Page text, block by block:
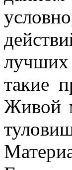
лучших
такие
Живой